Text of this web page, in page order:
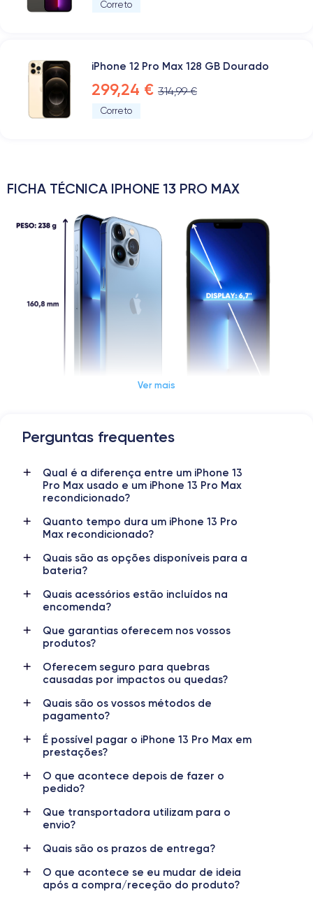
Correto
iPhone 12 Pro Max 128 GB Dourado
299,24 € 314,99 €
Correto
FICHA TÉCNICA IPHONE 13 PRO MAX
Dimensões e peso do iPhone 13 Pro Max
Data de lançamento
14/09/2021
Sistema operativo
iOS (iOS 26)
Dimensões
160.8×78.1×7.65 mm
Peso
Ecrã
OLED 6.7 polegadas
Resolução do ecrã
Nome do chip
Chip A15 Bionic
GPU de 5 núcleos 3.22 GHz
Câmara principal
12 Mpx
Câmara frontal
Resolução de vídeo
4K - 3840 x 2160 px
Carregamento rápido
Bateria
Rede móvel Desbloqueado
Sim, para todos os operadores
Ver mais
Perguntas frequentes
Qual é a diferença entre um iPhone 13
Pro Max usado e um iPhone 13 Pro Max
recondicionado?
Quanto tempo dura um iPhone 13 Pro
Max recondicionado?
Quais são as opções disponíveis para a
bateria?
Quais acessórios estão incluídos na
encomenda?
Que garantias oferecem nos vossos
produtos?
Oferecem seguro para quebras
causadas por impactos ou quedas?
Quais são os vossos métodos de
pagamento?
É possível pagar o iPhone 13 Pro Max em
prestações?
O que acontece depois de fazer o
pedido?
Que transportadora utilizam para o
envio?
Quais são os prazos de entrega?
O que acontece se eu mudar de ideia
após a compra/receção do produto?